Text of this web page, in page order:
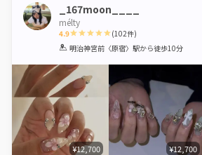
_167moon____
mélty
4.9
1 2 3 4 5
(102件)
明治神宮前〈原宿〉駅から徒歩10分
¥12,700 ¥12,700